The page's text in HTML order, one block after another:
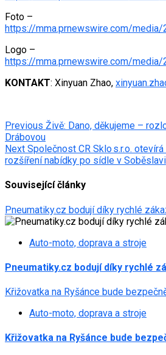
Foto –
https://mma.prnewswire.com/
Logo –
https://mma.prnewswire.com/
KONTAKT: Xinyuan Zhao,
Post
navigation
Previous Živě: Dano, děkujeme –
Drábovou
Next Společnost CR Sklo s.r.o.
rozšíření nabídky po sídle v Soběslavi
Související články
Pneumatiky.cz bodují díky rychlé
Auto-moto, doprava a stroje
Pneumatiky.cz bodují díky rychlé
Křižovatka na Ryšánce bude
Auto-moto, doprava a stroje
Křižovatka na Ryšánce bude